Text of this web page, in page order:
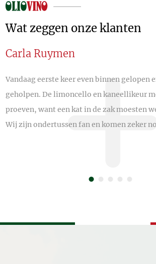
Wat zeggen onze klanten
Carla Ruymen
Vandaag eerste keer even binnen gelopen
geholpen. De limoncello en kaneellikeur
proeven, want een kat in de zak moesten
Wij zijn ondertussen fan en komen zeker